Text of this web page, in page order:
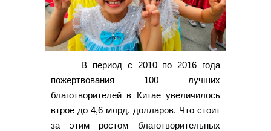
В период с 2010 по 2016 года
пожертвования 100 лучших
благотворителей в Китае увеличилось
втрое до 4,6 млрд. долларов. Что стоит
за этим ростом благотворительных